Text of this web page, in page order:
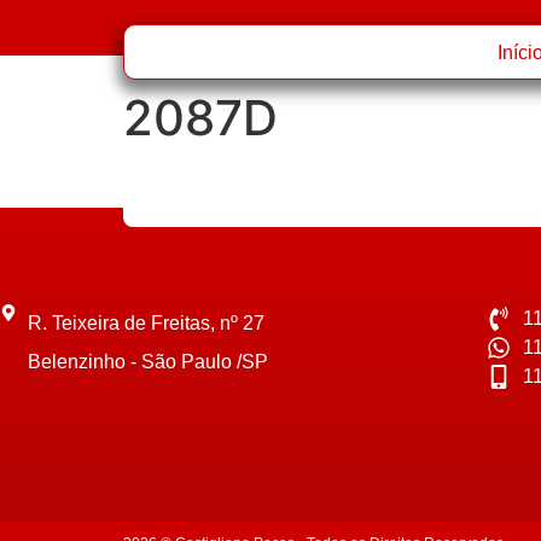
2087D
R. Teixeira de Freitas, nº 27
Belenzinho - São Paulo /SP